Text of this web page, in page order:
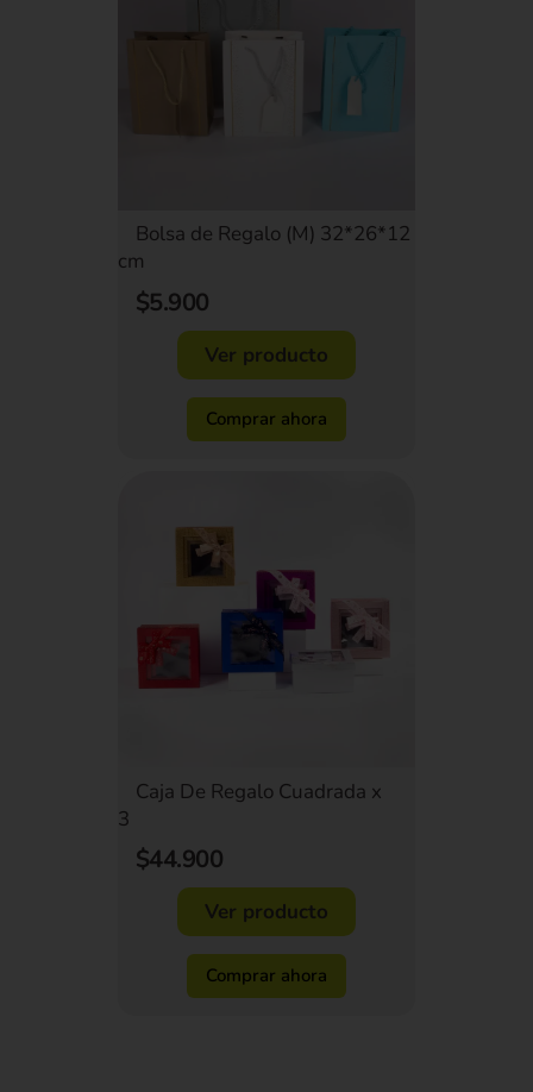
Bolsa de Regalo (M) 32*26*12
cm
$5.900
Ver producto
Comprar ahora
Caja De Regalo Cuadrada x
3
$44.900
Ver producto
Comprar ahora